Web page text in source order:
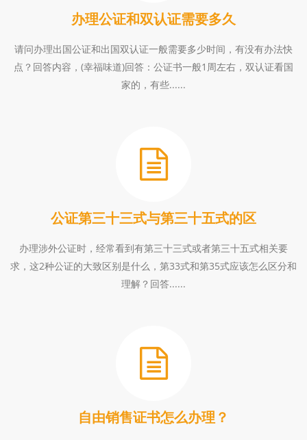
办理公证和双认证需要多久
请问办理出国公证和出国双认证一般需要多少时间，有没有办法快
点？回答内容，(幸福味道)回答：公证书一般1周左右，双认证看国
家的，有些......
公证第三十三式与第三十五式的区
办理涉外公证时，经常看到有第三十三式或者第三十五式相关要
求，这2种公证的大致区别是什么，第33式和第35式应该怎么区分和
理解？回答......
自由销售证书怎么办理？